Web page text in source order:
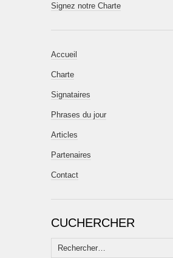
Signez notre Charte
Accueil
Charte
Signataires
Phrases du jour
Articles
Partenaires
Contact
CUCHERCHER
Rechercher :